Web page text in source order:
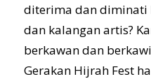
diterima dan diminati
dan kalangan artis?
berkawan dan
Gerakan Hijrah Fest